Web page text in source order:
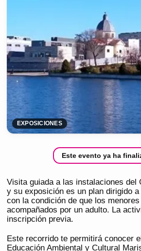
EXPOSICIONES
Este evento ya ha
Visita guiada a las instalaciones del
y su exposición es un plan dirigido
con la condición de que los
acompañados por un adulto. La
inscripción previa.
Este recorrido te permitirá conocer
Educación Ambiental y Cultural